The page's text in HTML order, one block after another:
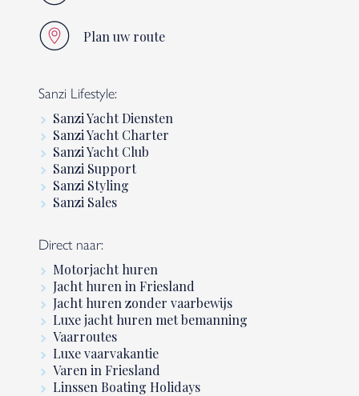
Plan uw route
Sanzi Lifestyle:
Sanzi Yacht Diensten
Sanzi Yacht Charter
Sanzi Yacht Club
Sanzi Support
Sanzi Styling
Sanzi Sales
Direct naar:
Motorjacht huren
Jacht huren in Friesland
Jacht huren zonder vaarbewijs
Luxe jacht huren met bemanning
Vaarroutes
Luxe vaarvakantie
Varen in Friesland
Linssen Boating Holidays